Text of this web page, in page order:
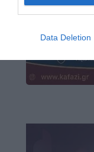
Data Deletion